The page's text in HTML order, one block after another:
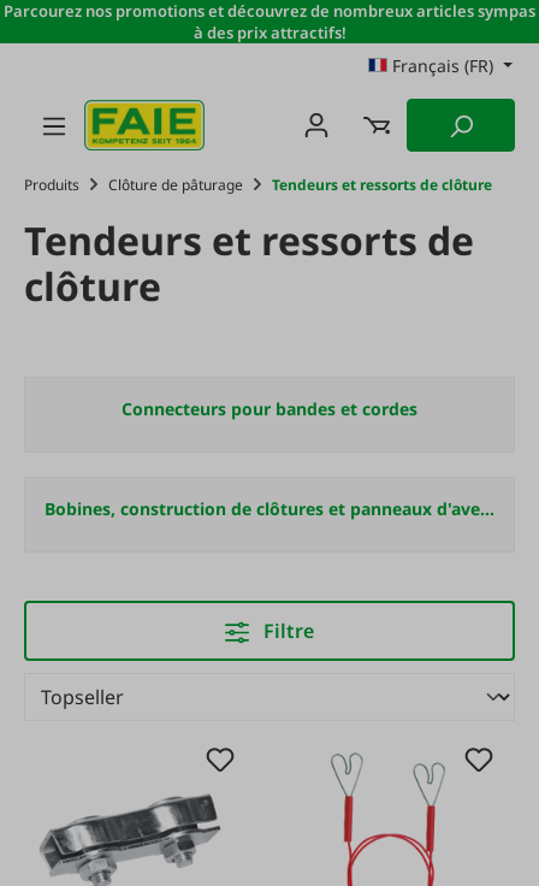
Passer au contenu principal
Parcourez nos promotions et découvrez de nombreux articles sympas
à des prix attractifs!
Français (FR)
Produits Clôture de pâturage Tendeurs et ressorts de clôture
Tendeurs et ressorts de
clôture
Connecteurs pour bandes et cordes
Bobines, construction de clôtures et panneaux d'avertissement
Filtre